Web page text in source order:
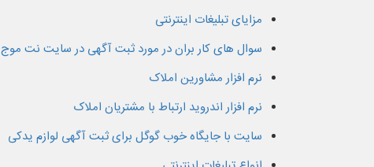
مزایای تبلیغات اینترنتی
سوال های کار بران در مورد ثبت آگهی در سایت نت موج
نرم افزار مشاورین املاک
نرم افزار اندروید ارتباط با مشتریان املاک
سایت با جایگاه خوب گوگل برای ثبت آگهی لوازم یدکی